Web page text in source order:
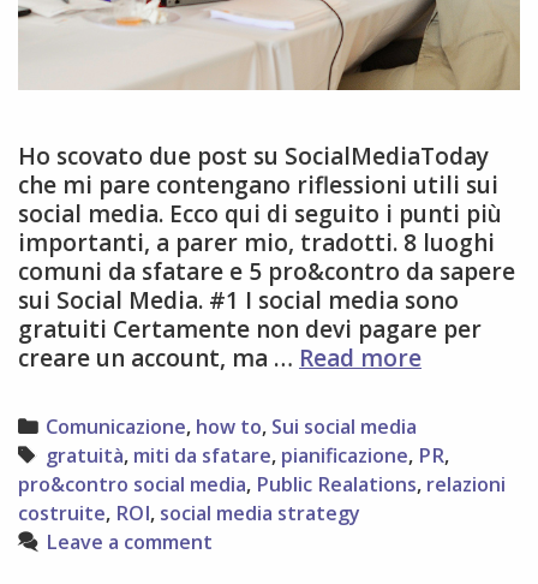
Ho scovato due post su SocialMediaToday
che mi pare contengano riflessioni utili sui
social media. Ecco qui di seguito i punti più
importanti, a parer mio, tradotti. 8 luoghi
comuni da sfatare e 5 pro&contro da sapere
sui Social Media. #1 I social media sono
gratuiti Certamente non devi pagare per
creare un account, ma … Read moreSocial
luoghi
comuni
da
Categories
Comunicazione, how to, Sui social media
Tags
gratuità, miti da sfatare, pianificazione, PR,
pro&contro social media, Public Realations, relazioni
costruite, ROI, social media strategy
Leave a comment